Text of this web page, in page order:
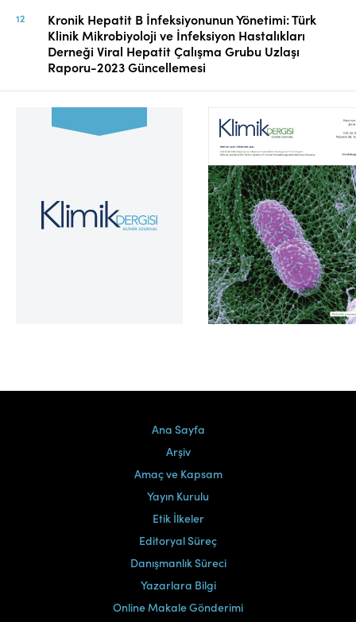
Kronik Hepatit B İnfeksiyonunun Yönetimi: Türk
Klinik Mikrobiyoloji ve İnfeksiyon Hastalıkları
Derneği Viral Hepatit Çalışma Grubu Uzlaşı
Raporu-2023 Güncellemesi
Cilt 39, Sayı 2
Ana Sayfa
Arşiv
Amaç ve Kapsam
Yayın Kurulu
Etik İlkeler
Editoryal Süreç
Danışmanlık Süreci
Yazarlara Bilgi
Online Makale Gönderimi